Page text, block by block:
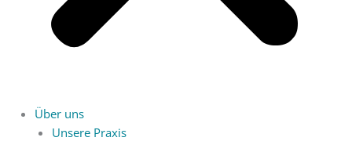
Über uns
Unsere Praxis